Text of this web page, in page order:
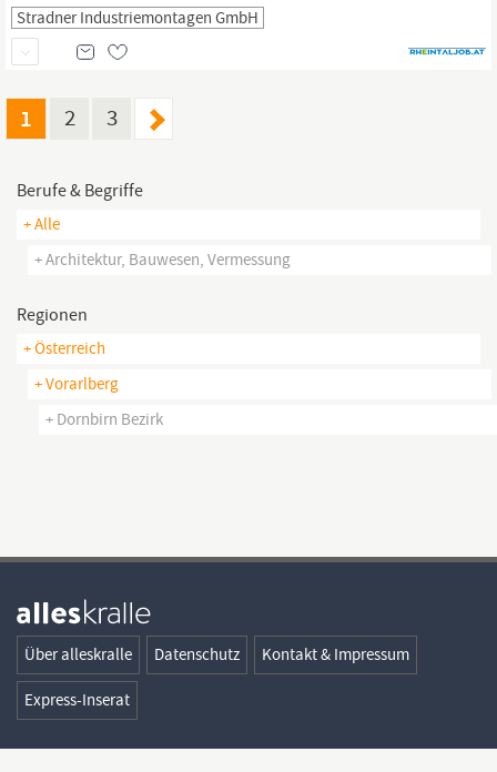
Stradner Industriemontagen GmbH
1 2 3
Berufe & Begriffe
+ Alle
+ Architektur, Bauwesen, Vermessung
Regionen
+ Österreich
+ Vorarlberg
+ Dornbirn Bezirk
Über alleskralle Datenschutz Kontakt & Impressum
Express-Inserat